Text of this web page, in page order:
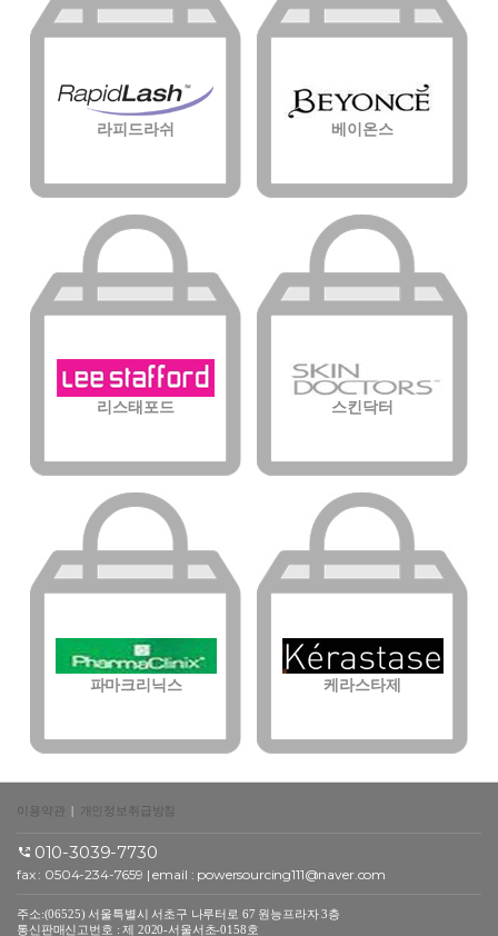
라피드라쉬 베이온스
리스태포드 스킨닥터
파마크리닉스 케라스타제
이용약관 | 개인정보취급방침
010-3039-7730
fax : 0504-234-7659 | email : powersourcing111@naver.com
주소:(06525) 서울특별시 서초구 나루터로 67 원능프라자 3층
통신판매신고번호 : 제 2020-서울서초-0158호